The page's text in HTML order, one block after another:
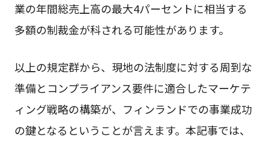
業の年間総売上高の最大4パーセントに相当する
多額の制裁金が科される可能性があります。
以上の規定群から、現地の法制度に対する周到な
準備とコンプライアンス要件に適合したマーケテ
ィング戦略の構築が、フィンランドでの事業成功
の鍵となるということが言えます。本記事では、